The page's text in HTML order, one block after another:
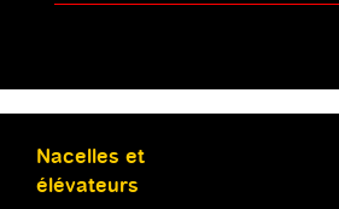
Nacelles et
élévateurs